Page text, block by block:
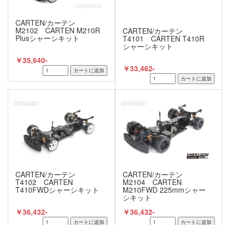
CARTEN/カーテン
M2102 CARTEN M210R
Plusシャーシキット
￥35,640-
CARTEN/カーテン
T4101 CARTEN T410R
シャーシキット
￥33,462-
CARTEN/カーテン
T4102 CARTEN
T410FWDシャーシキット
￥36,432-
CARTEN/カーテン
M2104 CARTEN
M210FWD 225mmシャー
シキット
￥36,432-